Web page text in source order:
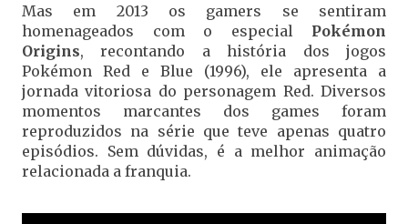
Mas em 2013 os gamers se sentiram
homenageados com o especial Pokémon
Origins, recontando a história dos jogos
Pokémon Red e Blue (1996), ele apresenta a
jornada vitoriosa do personagem Red. Diversos
momentos marcantes dos games foram
reproduzidos na série que teve apenas quatro
episódios. Sem dúvidas, é a melhor animação
relacionada a franquia.